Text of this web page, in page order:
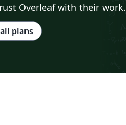
Overleaf with their work.
plans